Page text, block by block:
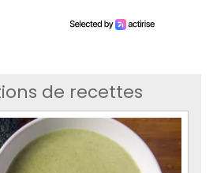
de recettes